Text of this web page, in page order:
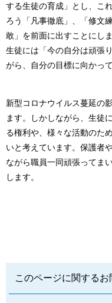
する生徒の育成」とし、こ
ろう「凡事徹底」、「修文
敢」を前面に出すことにしま
生徒には「今の自分は頑張
がら、自分の目標に向かっ
新型コロナウイルス蔓延の
ます。しかしながら、生徒
る権利や、様々な活動のた
いと考えています。保護者
ながら職員一同頑張ってま
します。
このページに関する